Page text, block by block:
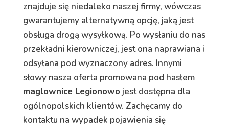
znajduje się niedaleko naszej firmy, wówczas
gwarantujemy alternatywną opcję, jaką jest
obsługa drogą wysyłkową. Po wysłaniu do nas
przekładni kierowniczej, jest ona naprawiana i
odsyłana pod wyznaczony adres. Innymi
słowy nasza oferta promowana pod hasłem
maglownice Legionowo jest dostępna dla
ogólnopolskich klientów. Zachęcamy do
kontaktu na wypadek pojawienia się